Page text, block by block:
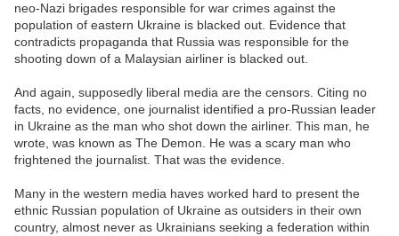
neo-Nazi brigades responsible for war crimes against the
population of eastern Ukraine is blacked out. Evidence that
contradicts propaganda that Russia was responsible for the
shooting down of a Malaysian airliner is blacked out.
And again, supposedly liberal media are the censors. Citing no
facts, no evidence, one journalist identified a pro-Russian leader
in Ukraine as the man who shot down the airliner. This man, he
wrote, was known as The Demon. He was a scary man who
frightened the journalist. That was the evidence.
Many in the western media haves worked hard to present the
ethnic Russian population of Ukraine as outsiders in their own
country, almost never as Ukrainians seeking a federation within